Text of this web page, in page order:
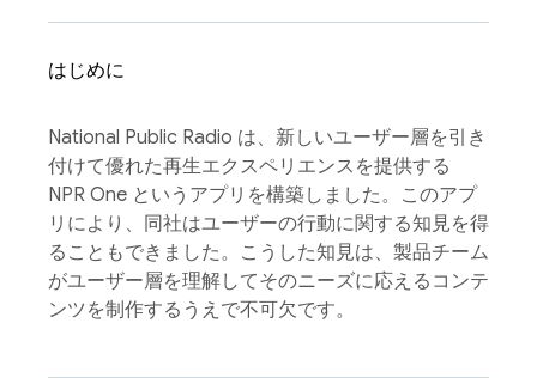
はじめに
National Public Radio は、新しいユーザー層を引き
付けて優れた再生エクスペリエンスを提供する
NPR One というアプリを構築しました。このアプ
リにより、同社はユーザーの行動に関する知見を得
ることもできました。こうした知見は、製品チーム
がユーザー層を理解してそのニーズに応えるコンテ
ンツを制作するうえで不可欠です。